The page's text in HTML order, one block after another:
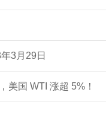
3月29日
美国 WTI 涨超 5%！